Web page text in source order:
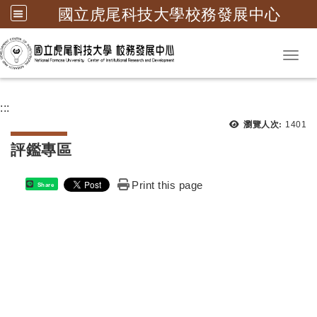
國立虎尾科技大學校務發展中心
跳到主要內容
:::
瀏覽人次: 瀏覽
1401
評鑑專區
Share Print this page